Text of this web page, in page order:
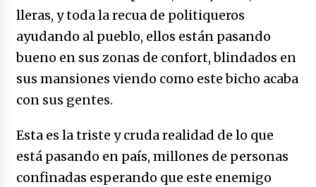
lleras, y toda la recua de politiqueros
ayudando al pueblo, ellos están pasando
bueno en sus zonas de confort, blindados en
sus mansiones viendo como este bicho acaba
con sus gentes.
Esta es la triste y cruda realidad de lo que
está pasando en país, millones de personas
confinadas esperando que este enemigo